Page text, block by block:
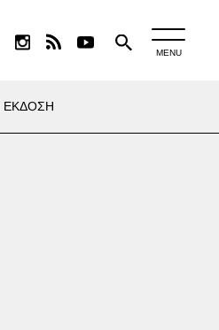
MENU
ΕΚΔΟΣΗ